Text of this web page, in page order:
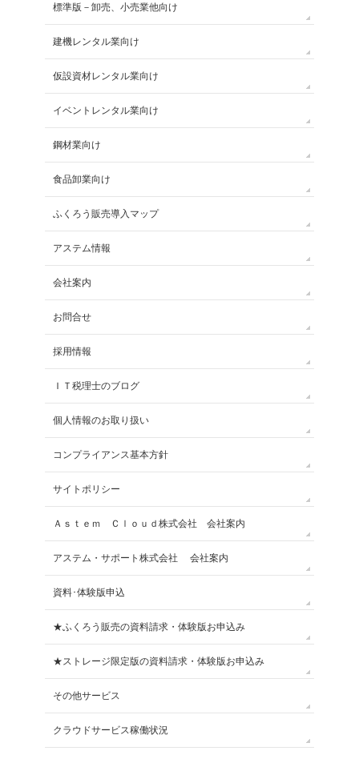
標準版－卸売、小売業他向け
建機レンタル業向け
仮設資材レンタル業向け
イベントレンタル業向け
鋼材業向け
食品卸業向け
ふくろう販売導入マップ
アステム情報
会社案内
お問合せ
採用情報
ＩＴ税理士のブログ
個人情報のお取り扱い
コンプライアンス基本方針
サイトポリシー
Ａｓｔｅｍ Ｃｌｏｕｄ株式会社 会社案内
アステム・サポート株式会社 会社案内
資料･体験版申込
★ふくろう販売の資料請求・体験版お申込み
★ストレージ限定版の資料請求・体験版お申込み
その他サービス
クラウドサービス稼働状況